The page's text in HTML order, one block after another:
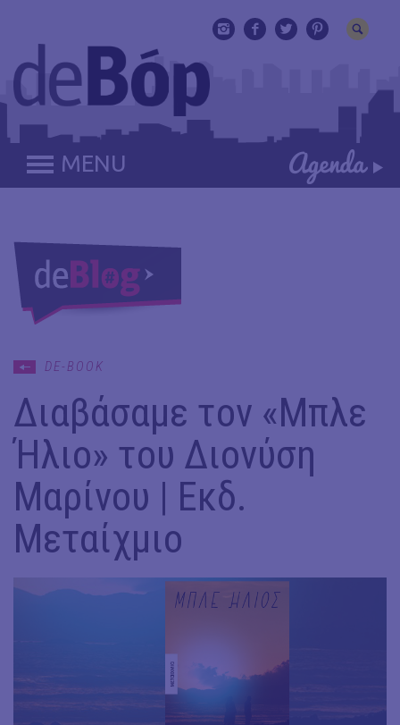
MENU
DE-BOOK
Διαβάσαμε τον «Μπλε
Ήλιο» του Διονύση
Μαρίνου | Εκδ.
Μεταίχμιο